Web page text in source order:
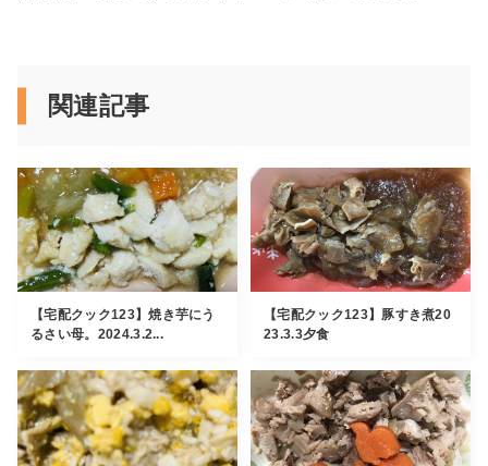
関連記事
【宅配クック123】焼き芋にう
るさい母。2024.3.2...
【宅配クック123】豚すき煮20
23.3.3夕食